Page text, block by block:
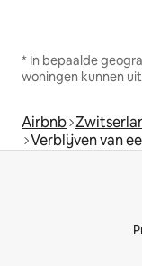
* In bepaalde
woningen kunnen
Airbnb
Verblijven van